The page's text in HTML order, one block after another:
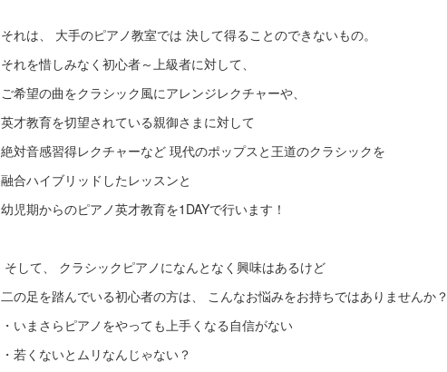
それは、 大手のピアノ教室では 決して得ることのできないもの。
それを惜しみなく初心者～上級者に対して、
ご希望の曲をクラシック風にアレンジレクチャーや、
英才教育を切望されている親御さまに対して
絶対音感習得レクチャーなど 現代のポップスと王道のクラシックを
融合ハイブリッドしたレッスンと
幼児期からのピアノ英才教育を1DAYで行います！
そして、 クラシックピアノになんとなく興味はあるけど
二の足を踏んでいる初心者の方は、 こんなお悩みをお持ちではありませんか？
・いまさらピアノをやっても上手くなる自信がない
・若くないとムリなんじゃない？